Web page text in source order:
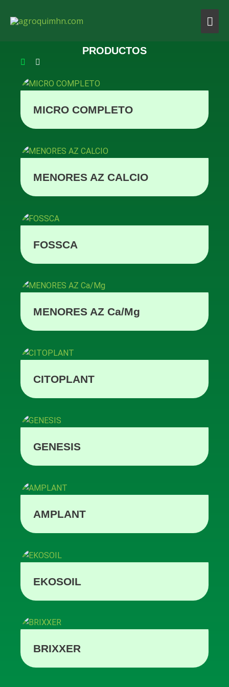
PRODUCTOS
MICRO COMPLETO
MENORES AZ CALCIO
FOSSCA
MENORES AZ Ca/Mg
CITOPLANT
GENESIS
AMPLANT
EKOSOIL
BRIXXER